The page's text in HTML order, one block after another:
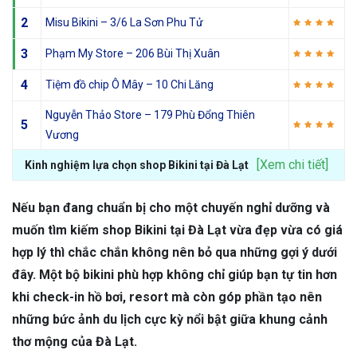
2 Misu Bikini – 3/6 La Sơn Phu Tử
3 Phạm My Store – 206 Bùi Thị Xuân
4 Tiệm đồ chip Ô Mây – 10 Chi Lăng
5
Nguyễn Thảo Store – 179 Phù Đổng Thiên
Vương
Kinh nghiệm lựa chọn shop Bikini tại Đà Lạt [Xem chi tiết]
Nếu bạn đang chuẩn bị cho một chuyến nghỉ dưỡng và
muốn tìm kiếm shop Bikini tại Đà Lạt vừa đẹp vừa có giá
hợp lý thì chắc chắn không nên bỏ qua những gợi ý dưới
đây. Một bộ bikini phù hợp không chỉ giúp bạn tự tin hơn
khi check-in hồ bơi, resort mà còn góp phần tạo nên
những bức ảnh du lịch cực kỳ nổi bật giữa khung cảnh
thơ mộng của Đà Lạt.